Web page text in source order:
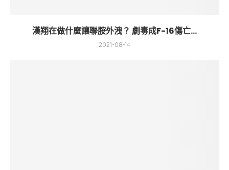
漢翔在做什麼讓聯胺外洩？ 劇毒成F-16傷亡...
2021-08-14